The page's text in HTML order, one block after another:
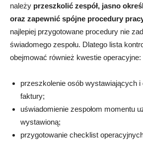
należy przeszkolić zespół, jasno
oraz zapewnić spójne procedury
najlepiej przygotowane procedury nie
świadomego zespołu. Dlatego lista
obejmować również kwestie operacyjne:
przeszkolenie osób wystawiających i
faktury;
uświadomienie zespołom momentu
wystawioną;
przygotowanie checklist